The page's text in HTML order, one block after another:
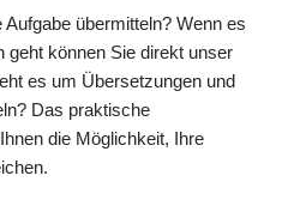
übermitteln? Wenn es
geht können Sie direkt unser
es um Übersetzungen und
Das praktische
die Möglichkeit, Ihre